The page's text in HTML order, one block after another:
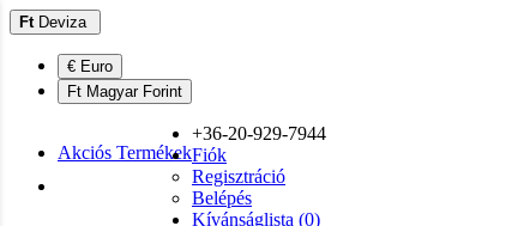
Ft Deviza
€ Euro
Ft Magyar Forint
Akciós Termékek
+36-20-929-7944
Fiók
Regisztráció
Belépés
Kívánságlista (0)